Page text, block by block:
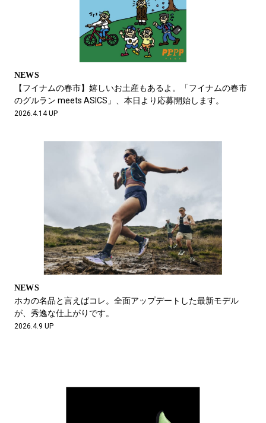
NEWS
【フイナムの春市】嬉しいお土産もあるよ。「フイナムの春市
のグルラン meets ASICS」、本日より応募開始します。
2026.4.14 UP
NEWS
ホカの名品と言えばコレ。全面アップデートした最新モデル
が、秀逸な仕上がりです。
2026.4.9 UP